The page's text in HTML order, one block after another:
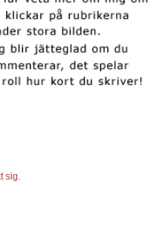
sig.